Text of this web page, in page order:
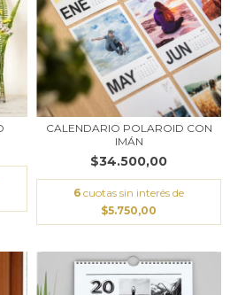
CALENDARIO POLAROID CON
IMÁN
$34.500,00
6 cuotas sin interés de
$5.750,00